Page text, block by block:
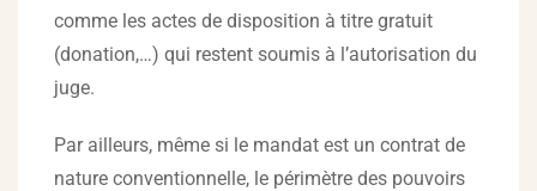
comme les actes de disposition à titre gratuit
(donation,…) qui restent soumis à l’autorisation du
juge.
Par ailleurs, même si le mandat est un contrat de
nature conventionnelle, le périmètre des pouvoirs